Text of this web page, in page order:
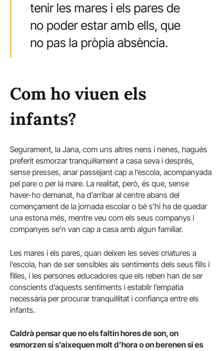
tenir les mares i els pares de
no poder estar amb ells, que
no pas la pròpia absència.
Com ho viuen els
infants?
Segurament, la Jana, com uns altres nens i nenes, hagués
preferit esmorzar tranquil·lament a casa seva i després,
sense presses, anar passejant cap a l’escola, acompanyada
pel pare o per la mare. La realitat, però, és que, sense
haver-ho demanat, ha d’arribar al centre abans del
començament de la jornada escolar o bé s’hi ha de quedar
una estona més, mentre veu com els seus companys i
companyes se’n van cap a casa amb algun familiar.
Les mares i els pares, quan deixen les seves criatures a
l’escola, han de ser sensibles als sentiments dels seus fills i
filles, i les persones educadores que els reben han de ser
conscients d’aquests sentiments i establir l’empatia
necessària per procurar tranquil·litat i confiança entre els
infants.
Caldrà pensar que no els faltin hores de son, on
esmorzen si s’aixequen molt d’hora o on berenen si es